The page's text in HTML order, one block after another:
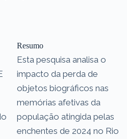
Resumo
Esta pesquisa analisa o
impacto da perda de
objetos biográficos nas
memórias afetivas da
população atingida pelas
enchentes de 2024 no Rio